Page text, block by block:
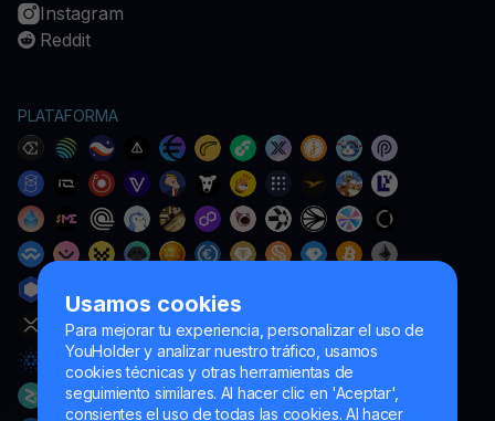
Usamos cookies
Para mejorar tu experiencia, personalizar el uso de
YouHolder y analizar nuestro tráfico, usamos
cookies técnicas y otras herramientas de
seguimiento similares. Al hacer clic en 'Aceptar',
consientes el uso de todas las cookies. Al hacer
Instagram
Reddit
PLATAFORMA